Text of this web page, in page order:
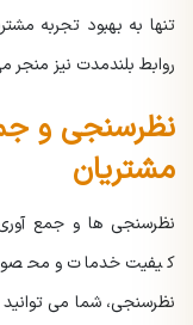
تنها به بهبود تجربه
روابط بلندمدت نیز منجر
نظرسنجی و
مشتریان
نظرسنجی ها و جمع
کیفیت خدمات و
نظرسنجی، شما می توانید